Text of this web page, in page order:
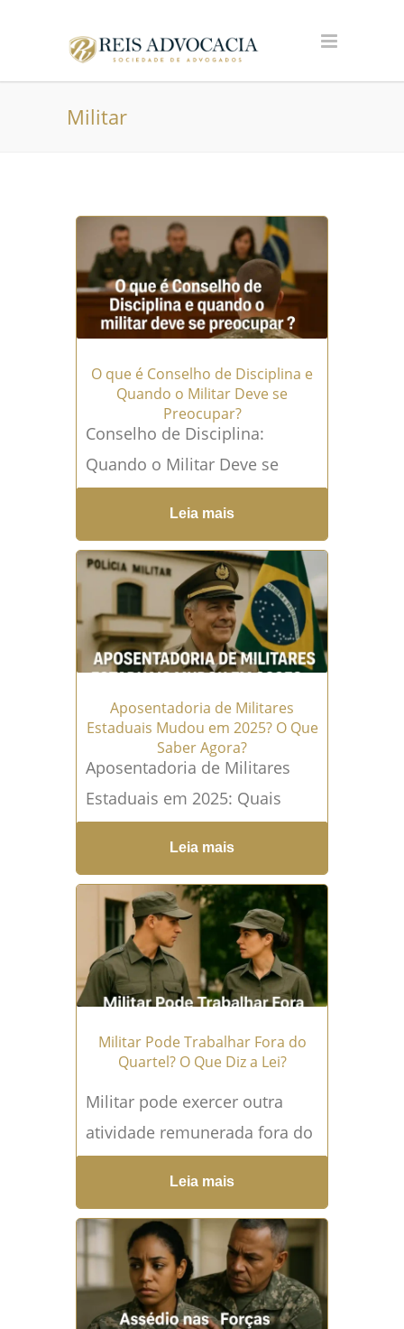
Militar
O que é Conselho de Disciplina e
Quando o Militar Deve se
Preocupar?
Conselho de Disciplina:
Quando o Militar Deve se
Preocupar de Verdade A vida
militar é regida por rigorosas
normas de hierarquia e...Leia
mais →
Leia mais
Aposentadoria de Militares
Estaduais Mudou em 2025? O Que
Saber Agora?
Aposentadoria de Militares
Estaduais em 2025: Quais
Regras Estão em Vigor? A
aposentadoria dos militares
estaduais (Polícia Militar e
Corpo de Bombeiros...Leia
mais →
Leia mais
Militar Pode Trabalhar Fora do
Quartel? O Que Diz a Lei?
Militar pode exercer outra
atividade remunerada fora do
quartel? Entenda a legislação
A carreira militar, seja nas
Forças Armadas (Exército,
Marinha e... Leia mais →
Leia mais